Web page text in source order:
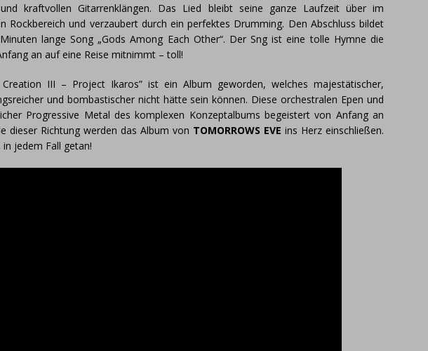
kraftvollen Gitarrenklängen. Das Lied bleibt seine ganze Laufzeit über im
Rockbereich und verzaubert durch ein perfektes Drumming. Den Abschluss bildet
lange Song „Gods Among Each Other“. Der Sng ist eine tolle Hymne die
an auf eine Reise mitnimmt – toll!
III – Project Ikaros” ist ein Album geworden, welches majestätischer,
und bombastischer nicht hätte sein können. Diese orchestralen Epen und
Progressive Metal des komplexen Konzeptalbums begeistert von Anfang an
dieser Richtung werden das Album von TOMORROWS EVE ins Herz einschließen.
in jedem Fall getan!